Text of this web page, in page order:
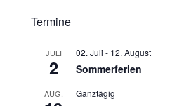
Termine
JULI
2
02. Juli - 12. August
Sommerferien
AUG. Ganztägig